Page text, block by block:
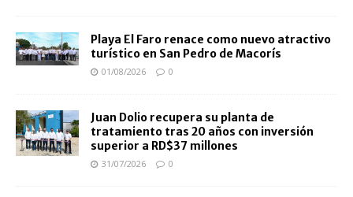
Playa El Faro renace como nuevo atractivo
turístico en San Pedro de Macorís
01/08/2026 0
Juan Dolio recupera su planta de
tratamiento tras 20 años con inversión
superior a RD$37 millones
31/07/2026 0